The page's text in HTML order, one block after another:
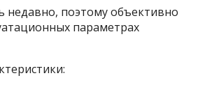
недавно, поэтому объективно
параметрах